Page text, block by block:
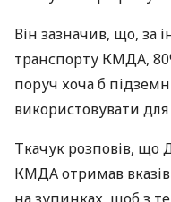
Він зазначив, що, за
транспорту КМДА,
поруч хоча б
використовувати для
Ткачук розповів, що
КМДА отримав